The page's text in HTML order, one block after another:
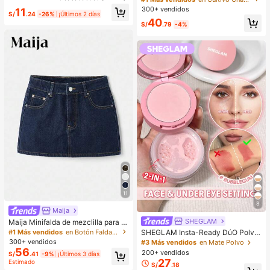
ostizas 3D de visón sintético, Maqu
illaje, Extensiones de pestañas, Pes
tañas cortas, Pestañas ligeras DIY,
DIY en casa, Uso diario
S/11 .24 -26% ¡Últimos 2 días
11
Maija
Maija Minifalda de mezclilla para m
ujer estilo Y2K, concierto, regreso a
la escuela
#1 Más vendidos
en Botón Faldas de mezclilla para mujer
300+ vendidos
S/56.41 -9% ¡Últimos 3 días
Estimado
ero negro, cómodo, estilo streetwea
r, rave, hippie, athleisure y Y2K para
mujer, otoño
300+ vendidos
S/40.79 -4%
8
SHEGLAM
SHEGLAM Insta-Ready DúO Polvo
Fijador Rostro & Ojeras-Bubblegum
Marca De Belleza CosméTica Maq
uillaje Para Mujeres Y NiñAs
#3 Más vendidos en Mate Polvo
200+ vendidos
S/27.18